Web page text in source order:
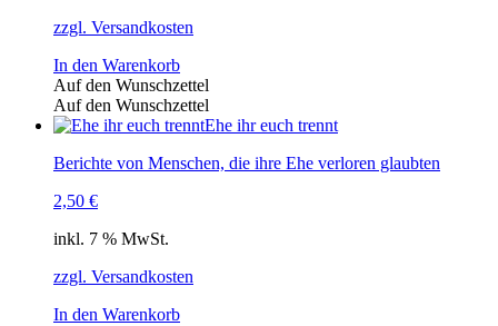
zzgl. Versandkosten
In den Warenkorb
Auf den Wunschzettel
Auf den Wunschzettel
Ehe ihr euch trennt
Berichte von Menschen, die ihre Ehe verloren glaubten
2,50 €
inkl. 7 % MwSt.
zzgl. Versandkosten
In den Warenkorb